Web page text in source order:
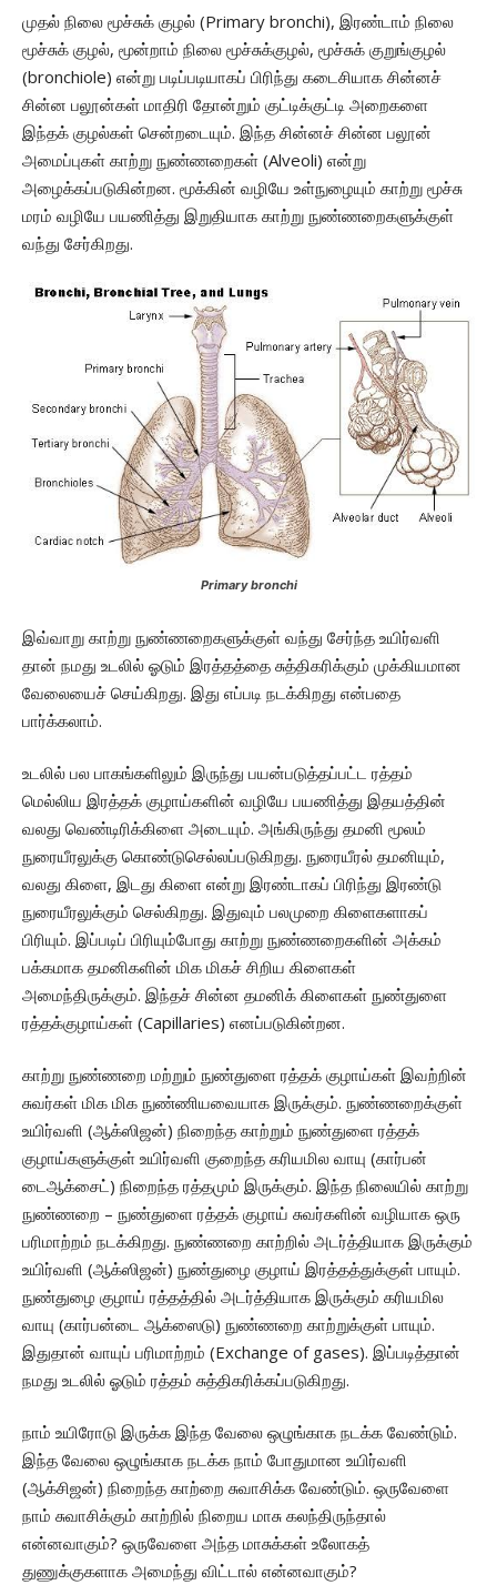
முதல் நிலை மூச்சுக் குழல் (Primary bronchi), இரண்டாம் நிலை
மூச்சுக் குழல், மூன்றாம் நிலை மூச்சுக்குழல், மூச்சுக் குறுங்குழல்
(bronchiole) என்று படிப்படியாகப் பிரிந்து கடைசியாக சின்னச்
சின்ன பலூன்கள் மாதிரி தோன்றும் குட்டிக்குட்டி அறைகளை
இந்தக் குழல்கள் சென்றடையும். இந்த சின்னச் சின்ன பலூன்
அமைப்புகள் காற்று நுண்ணறைகள் (Alveoli) என்று
அழைக்கப்படுகின்றன. மூக்கின் வழியே உள்நுழையும் காற்று மூச்சு
மரம் வழியே பயணித்து இறுதியாக காற்று நுண்ணறைகளுக்குள்
வந்து சேர்கிறது.
Primary bronchi
இவ்வாறு காற்று நுண்ணறைகளுக்குள் வந்து சேர்ந்த உயிர்வளி
தான் நமது உடலில் ஓடும் இரத்தத்தை சுத்திகரிக்கும் முக்கியமான
வேலையைச் செய்கிறது. இது எப்படி நடக்கிறது என்பதை
பார்க்கலாம்.
உடலில் பல பாகங்களிலும் இருந்து பயன்படுத்தப்பட்ட ரத்தம்
மெல்லிய இரத்தக் குழாய்களின் வழியே பயணித்து இதயத்தின்
வலது வெண்டிரிக்கிளை அடையும். அங்கிருந்து தமனி மூலம்
நுரையீரலுக்கு கொண்டுசெல்லப்படுகிறது. நுரையீரல் தமனியும்,
வலது கிளை, இடது கிளை என்று இரண்டாகப் பிரிந்து இரண்டு
நுரையீரலுக்கும் செல்கிறது. இதுவும் பலமுறை கிளைகளாகப்
பிரியும். இப்படிப் பிரியும்போது காற்று நுண்ணறைகளின் அக்கம்
பக்கமாக தமனிகளின் மிக மிகச் சிறிய கிளைகள்
அமைந்திருக்கும். இந்தச் சின்ன தமனிக் கிளைகள் நுண்துளை
ரத்தக்குழாய்கள் (Capillaries) எனப்படுகின்றன.
காற்று நுண்ணறை மற்றும் நுண்துளை ரத்தக் குழாய்கள் இவற்றின்
சுவர்கள் மிக மிக நுண்ணியவையாக இருக்கும். நுண்ணறைக்குள்
உயிர்வளி (ஆக்ஸிஜன்) நிறைந்த காற்றும் நுண்துளை ரத்தக்
குழாய்களுக்குள் உயிர்வளி குறைந்த கரியமில வாயு (கார்பன்
டைஆக்சைட்) நிறைந்த ரத்தமும் இருக்கும். இந்த நிலையில் காற்று
நுண்ணறை – நுண்துளை ரத்தக் குழாய் சுவர்களின் வழியாக ஒரு
பரிமாற்றம் நடக்கிறது. நுண்ணறை காற்றில் அடர்த்தியாக இருக்கும்
உயிர்வளி (ஆக்ஸிஜன்) நுண்துழை குழாய் இரத்தத்துக்குள் பாயும்.
நுண்துழை குழாய் ரத்தத்தில் அடர்த்தியாக இருக்கும் கரியமில
வாயு (கார்பன்டை ஆக்ஸைடு) நுண்ணறை காற்றுக்குள் பாயும்.
இதுதான் வாயுப் பரிமாற்றம் (Exchange of gases). இப்படித்தான்
நமது உடலில் ஓடும் ரத்தம் சுத்திகரிக்கப்படுகிறது.
நாம் உயிரோடு இருக்க இந்த வேலை ஒழுங்காக நடக்க வேண்டும்.
இந்த வேலை ஒழுங்காக நடக்க நாம் போதுமான உயிர்வளி
(ஆக்சிஜன்) நிறைந்த காற்றை சுவாசிக்க வேண்டும். ஒருவேளை
நாம் சுவாசிக்கும் காற்றில் நிறைய மாசு கலந்திருந்தால்
என்னவாகும்? ஒருவேளை அந்த மாசுக்கள் உலோகத்
துணுக்குகளாக அமைந்து விட்டால் என்னவாகும்?